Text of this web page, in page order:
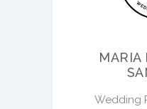
MARIA
Wedding